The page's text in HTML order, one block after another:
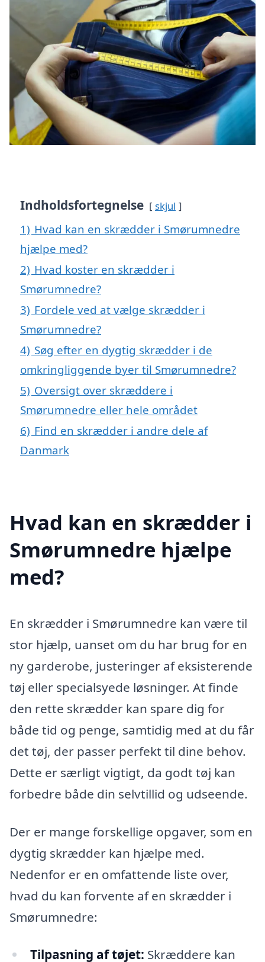
Indholdsfortegnelse skjul
1) Hvad kan en skrædder i Smørumnedre
hjælpe med?
2) Hvad koster en skrædder i
Smørumnedre?
3) Fordele ved at vælge skrædder i
Smørumnedre?
4) Søg efter en dygtig skrædder i de
omkringliggende byer til Smørumnedre?
5) Oversigt over skræddere i
Smørumnedre eller hele området
6) Find en skrædder i andre dele af
Danmark
Hvad kan en skrædder i
Smørumnedre hjælpe
med?
En skrædder i Smørumnedre kan være til
stor hjælp, uanset om du har brug for en
ny garderobe, justeringer af eksisterende
tøj eller specialsyede løsninger. At finde
den rette skrædder kan spare dig for
både tid og penge, samtidig med at du får
det tøj, der passer perfekt til dine behov.
Dette er særligt vigtigt, da godt tøj kan
forbedre både din selvtillid og udseende.
Der er mange forskellige opgaver, som en
dygtig skrædder kan hjælpe med.
Nedenfor er en omfattende liste over,
hvad du kan forvente af en skrædder i
Smørumnedre:
Tilpasning af tøjet: Skræddere kan